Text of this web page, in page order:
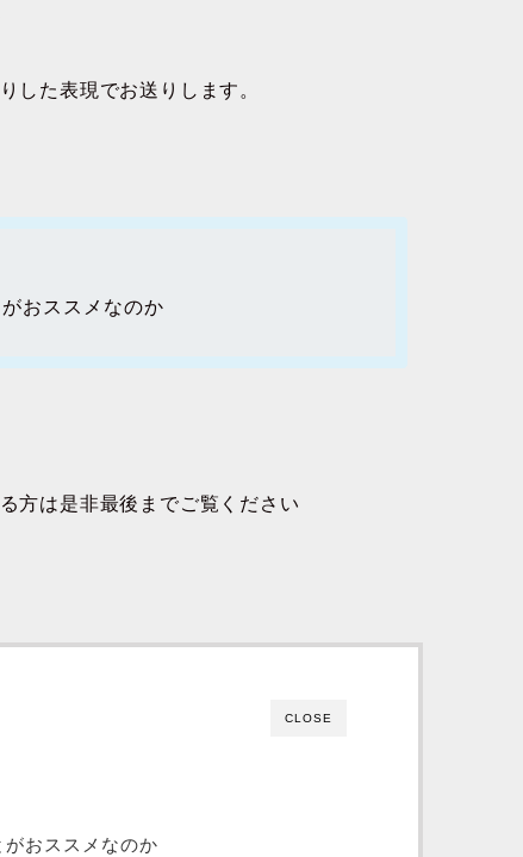
した表現でお送りします。
おススメなのか
方は是非最後までご覧ください
CLOSE
おススメなのか